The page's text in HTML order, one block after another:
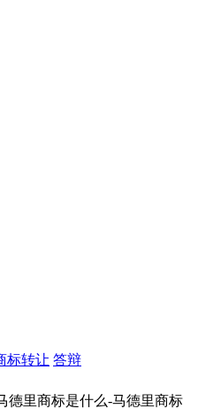
标转让 答辩
德里商标是什么-马德里商标